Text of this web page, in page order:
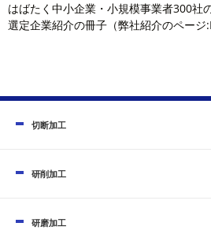
はばたく中小企業・小規模事業者300社
選定企業紹介の冊子（弊社紹介のページ
切断加工
研削加工
研磨加工